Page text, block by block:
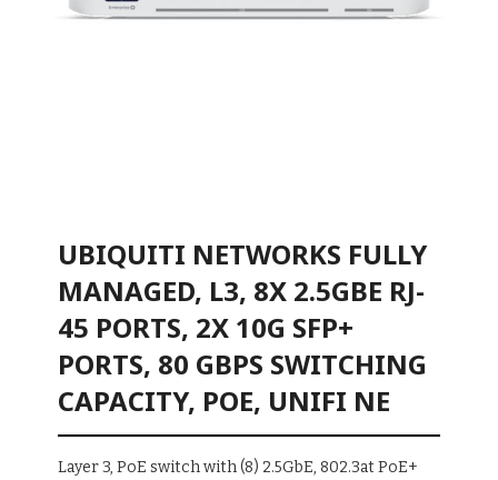
UBIQUITI NETWORKS FULLY
MANAGED, L3, 8X 2.5GBE RJ-
45 PORTS, 2X 10G SFP+
PORTS, 80 GBPS SWITCHING
CAPACITY, POE, UNIFI NE
Layer 3, PoE switch with (8) 2.5GbE, 802.3at PoE+